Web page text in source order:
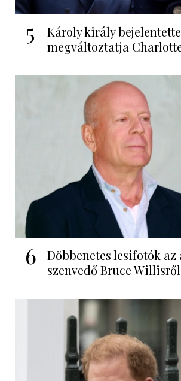
5
Károly király
megváltoztatja
6
Döbbenetes lesifotók
szenvedő Bruce Willisről